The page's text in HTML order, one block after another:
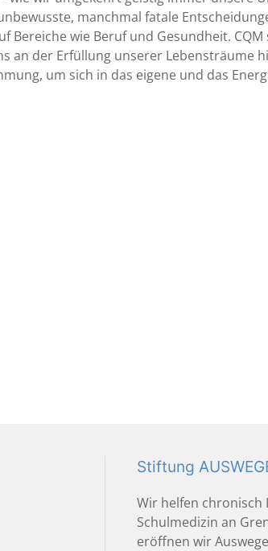
manchmal fatale
Bereiche wie Beruf und Gesundheit. CQM
an der Erfüllung unserer Lebensträume
um sich in das eigene und das
Stiftung
Wir helfen chronisch
Schulmedizin an
eröffnen wir